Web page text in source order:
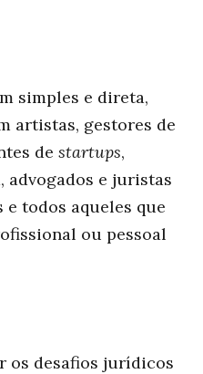
simples e direta,
artistas, gestores de
de startups,
e juristas
e todos aqueles que
ou pessoal
os desafios jurídicos